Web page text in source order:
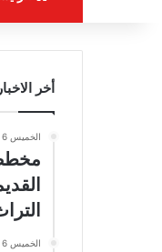
أخر الاخبار
الخميس 6 أغسطس 2026 الساعة 5:49 ص
الخميس 6 أغسطس 2026 الساعة 2:00 ص